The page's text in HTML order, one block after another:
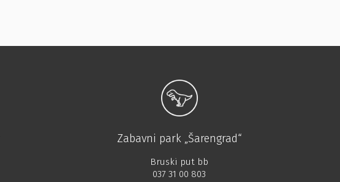
Zabavni park „Šarengrad“
Bruski put bb
037 31 00 803